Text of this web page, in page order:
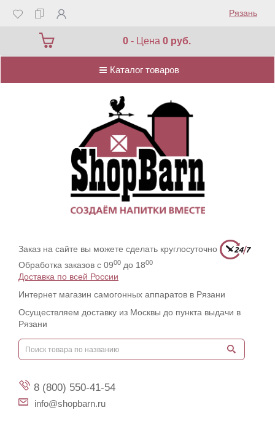
Рязань
0 - Цена0 руб.
Каталог товаров
Каталог товаров
Заказ на сайте вы можете сделать круглосуточно
Обработка заказов с 0900 до 1800
Доставка по всей России
Интернет магазин самогонных аппаратов в Рязани
Осуществляем доставку из Москвы до пункта выдачи в
Рязани
8 (800) 550-41-54
info@shopbarn.ru